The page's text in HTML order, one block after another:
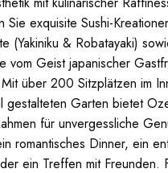
Sie exquisite Sushi-
(Yakiniku & Robatayaki)
vom Geist japanischer
über 200 Sitzplätzen im
gestalteten Garten bietet
für unvergessliche
romantisches Dinner, ein
ein Treffen mit Freunden.